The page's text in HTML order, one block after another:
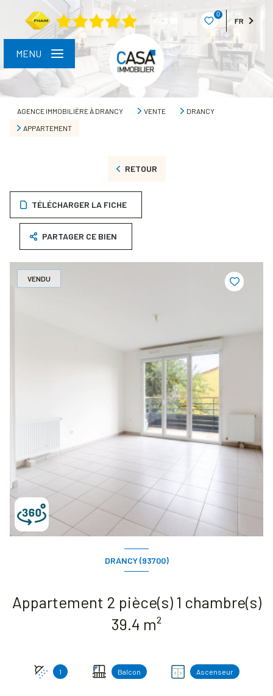
0
FR
MENU
AGENCE IMMOBILIÈRE À DRANCY VENTE
DRANCY
APPARTEMENT
RETOUR
TÉLÉCHARGER LA FICHE
PARTAGER CE BIEN
VENDU
DRANCY (93700)
Appartement 2 pièce(s) 1 chambre(s)
39.4 m²
1 Balcon Ascenseur